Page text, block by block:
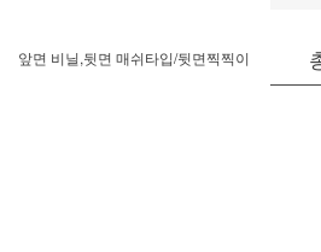
앞면 비닐,뒷면 매쉬타입/뒷면찍찍이